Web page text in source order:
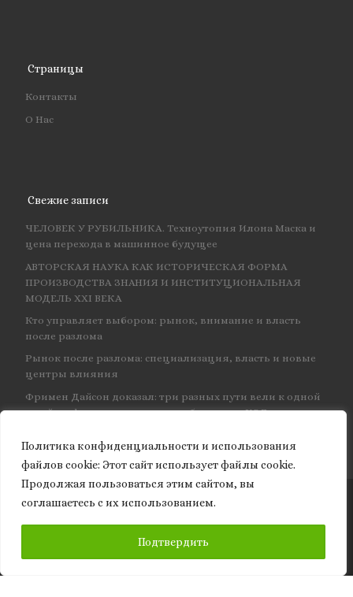
Политика конфиденциальности и использования
файлов сookie: Этот сайт использует файлы cookie.
Продолжая пользоваться этим сайтом, вы
соглашаетесь с их использованием.
Подтвердить
Страницы
Контакты
О Нас
Свежие записи
ЧЕЛОВЕК У РУБИЛЬНИКА. Техноутопия Илона Маска и
цена перехода в машинное будущее
АВТОРСКАЯ НАУКА КАК ИСТОРИЧЕСКАЯ ФОРМА
ПРОИЗВОДСТВА ЗНАНИЯ И ИНСТИТУЦИОНАЛЬНАЯ
МОДЕЛЬ XXI ВЕКА
Кто управляет выбором: рынок, внимание и власть
после разлома
Рынок после разлома: специализация, власть и новые
центры влияния
Фримен Дайсон доказал: три разных пути вели к одной
и той же физике — и навсегда объединил КЭД
© 2026Granite of science– Все права защищены